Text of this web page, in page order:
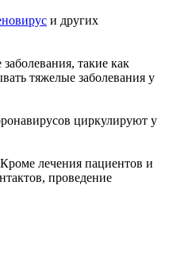
и других
такие как
тяжелые заболевания у
циркулируют у
лечения пациентов и
проведение